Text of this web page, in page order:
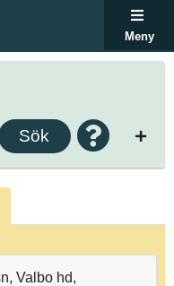
Meny
Sök
Valbo hd,